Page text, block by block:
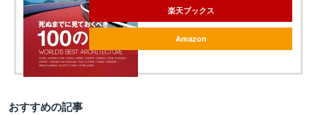
楽天ブックス
Amazon
おすすめの記事